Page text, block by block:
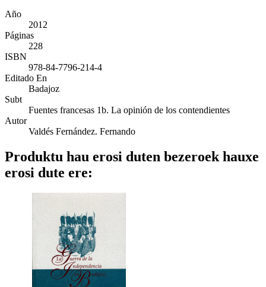
Año
2012
Páginas
228
ISBN
978-84-7796-214-4
Editado En
Badajoz
Subt
Fuentes francesas 1b. La opinión de los contendientes
Autor
Valdés Fernández. Fernando
Produktu hau erosi duten bezeroek hauxe
erosi dute ere: